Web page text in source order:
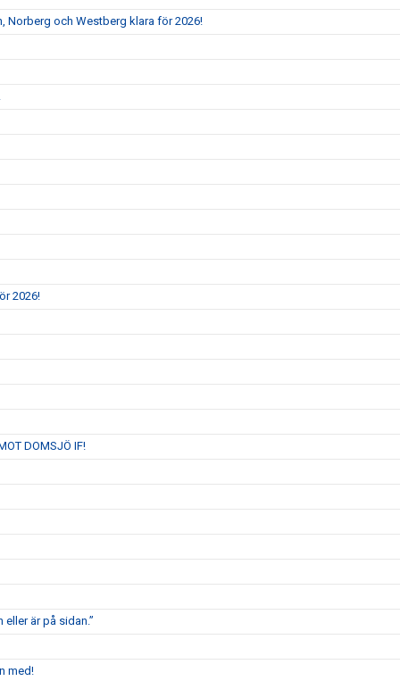
Norberg och Westberg klara för 2026!
2026!
DOMSJÖ IF!
är på sidan.”
med!